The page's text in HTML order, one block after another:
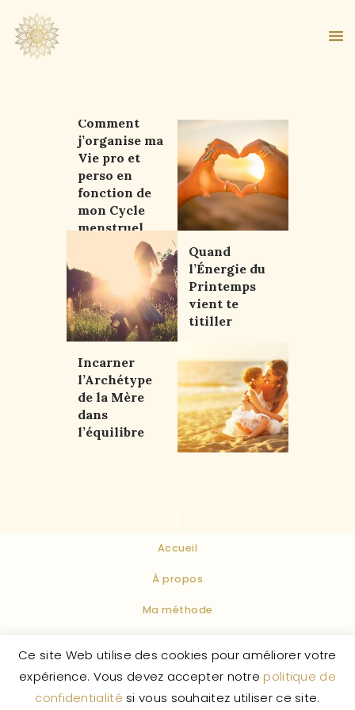
ACCUEIL
À PROPOS
MA MÉTHODE
BOUTIQUE
PANIER
Comment
j’organise ma
Vie pro et
perso en
fonction de
mon Cycle
menstruel
Quand
l’Énergie du
Printemps
vient te
titiller
Incarner
l’Archétype
de la Mère
dans
l’équilibre
Accueil
À propos
Ma méthode
Conditions Générales de Vente
Politique de confidentialité
Ce site Web utilise des cookies pour améliorer votre
expérience. Vous devez accepter notre politique de
confidentialité si vous souhaitez utiliser ce site.